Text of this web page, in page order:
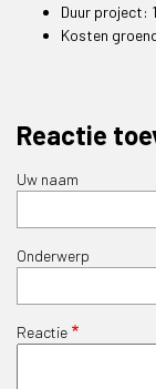
Duur project:
Kosten
Reactie
Uw naam
Onderwerp
Reactie